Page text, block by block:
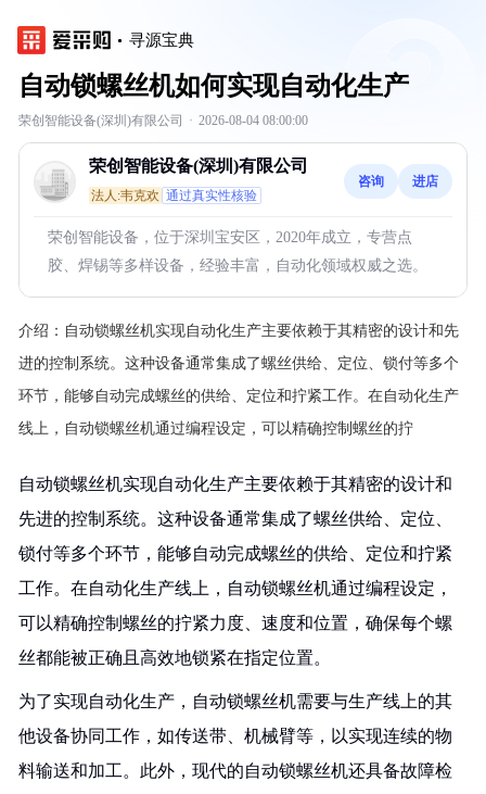
寻源宝典
自动锁螺丝机如何实现自动化生产
荣创智能设备(深圳)有限公司 · 2026-08-04 08:00:00
荣创智能设备(深圳)有限公司
法人:韦克欢 通过真实性核验
咨询 进店
荣创智能设备，位于深圳宝安区，2020年成立，专营点
胶、焊锡等多样设备，经验丰富，自动化领域权威之选。
介绍： 自动锁螺丝机实现自动化生产主要依赖于其精密的设计和先
进的控制系统。这种设备通常集成了螺丝供给、定位、锁付等多个
环节，能够自动完成螺丝的供给、定位和拧紧工作。在自动化生产
线上，自动锁螺丝机通过编程设定，可以精确控制螺丝的拧
自动锁螺丝机实现自动化生产主要依赖于其精密的设计和
先进的控制系统。这种设备通常集成了螺丝供给、定位、
锁付等多个环节，能够自动完成螺丝的供给、定位和拧紧
工作。在自动化生产线上，自动锁螺丝机通过编程设定，
可以精确控制螺丝的拧紧力度、速度和位置，确保每个螺
丝都能被正确且高效地锁紧在指定位置。
为了实现自动化生产，自动锁螺丝机需要与生产线上的其
他设备协同工作，如传送带、机械臂等，以实现连续的物
料输送和加工。此外，现代的自动锁螺丝机还具备故障检